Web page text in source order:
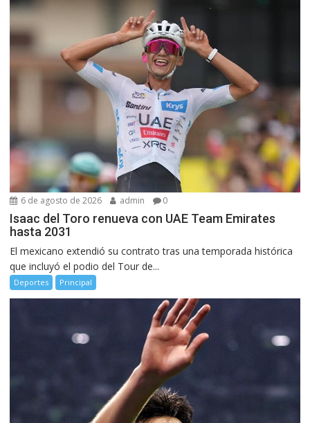
6 de agosto de 2026 admin 0
Isaac del Toro renueva con UAE Team Emirates
hasta 2031
El mexicano extendió su contrato tras una temporada histórica
que incluyó el podio del Tour de...
Deportes Principal